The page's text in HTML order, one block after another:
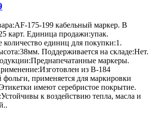
175-199 кабельный маркер. В
карт. Единица продажи:упак.
единиц для покупки:1.
Поддерживается на складе:Нет.
маркеры.
из B-184
применяется для маркировки
имеют серебристое покрытие.
к воздействию тепла, масла и